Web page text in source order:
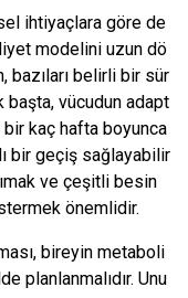
ihtiyaçlara göre de
modelini uzun dö
bazıları belirli bir sür
başta, vücudun adapt
kaç hafta boyunca
bir geçiş sağlayabilir
ve çeşitli besin
önemlidir.
bireyin metaboli
planlanmalıdır. Unu